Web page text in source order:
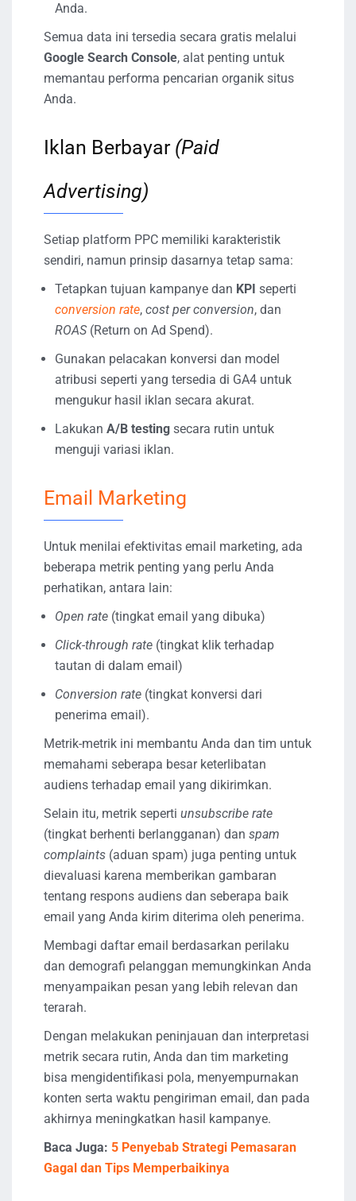
Anda.
Semua data ini tersedia secara gratis melalui
Google Search Console, alat penting untuk
memantau performa pencarian organik situs
Anda.
Iklan Berbayar (Paid
Advertising)
Setiap platform PPC memiliki karakteristik
sendiri, namun prinsip dasarnya tetap sama:
Tetapkan tujuan kampanye dan KPI seperti
conversion rate, cost per conversion, dan
ROAS(Return on Ad Spend).
Gunakan pelacakan konversi dan model
atribusi seperti yang tersedia di GA4 untuk
mengukur hasil iklan secara akurat.
Lakukan A/B testing secara rutin untuk
menguji variasi iklan.
Email Marketing
Untuk menilai efektivitas email marketing, ada
beberapa metrik penting yang perlu Anda
perhatikan, antara lain:
Open rate (tingkat email yang dibuka)
Click-through rate (tingkat klik terhadap
tautan di dalam email)
Conversion rate (tingkat konversi dari
penerima email).
Metrik-metrik ini membantu Anda dan tim untuk
memahami seberapa besar keterlibatan
audiens terhadap email yang dikirimkan.
Selain itu, metrik seperti unsubscribe rate
(tingkat berhenti berlangganan) dan spam
complaints (aduan spam) juga penting untuk
dievaluasi karena memberikan gambaran
tentang respons audiens dan seberapa baik
email yang Anda kirim diterima oleh penerima.
Membagi daftar email berdasarkan perilaku
dan demografi pelanggan memungkinkan Anda
menyampaikan pesan yang lebih relevan dan
terarah.
Dengan melakukan peninjauan dan interpretasi
metrik secara rutin, Anda dan tim marketing
bisa mengidentifikasi pola, menyempurnakan
konten serta waktu pengiriman email, dan pada
akhirnya meningkatkan hasil kampanye.
Baca Juga: 5 Penyebab Strategi Pemasaran
Gagal dan Tips Memperbaikinya